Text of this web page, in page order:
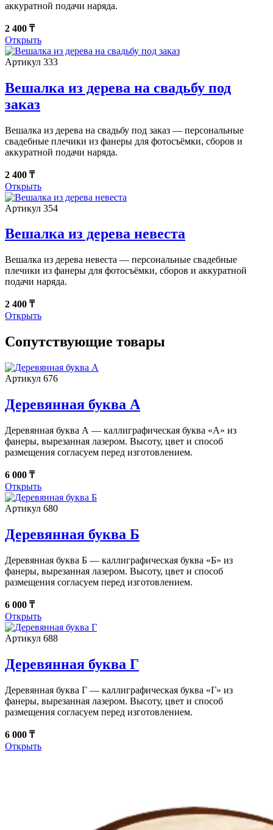
аккуратной подачи наряда.
2 400 ₸
Открыть
Артикул 333
Вешалка из дерева на свадьбу под
заказ
Вешалка из дерева на свадьбу под заказ — персональные
свадебные плечики из фанеры для фотосъёмки, сборов и
аккуратной подачи наряда.
2 400 ₸
Открыть
Артикул 354
Вешалка из дерева невеста
Вешалка из дерева невеста — персональные свадебные
плечики из фанеры для фотосъёмки, сборов и аккуратной
подачи наряда.
2 400 ₸
Открыть
Сопутствующие товары
Артикул 676
Деревянная буква А
Деревянная буква А — каллиграфическая буква «А» из
фанеры, вырезанная лазером. Высоту, цвет и способ
размещения согласуем перед изготовлением.
6 000 ₸
Открыть
Артикул 680
Деревянная буква Б
Деревянная буква Б — каллиграфическая буква «Б» из
фанеры, вырезанная лазером. Высоту, цвет и способ
размещения согласуем перед изготовлением.
6 000 ₸
Открыть
Артикул 688
Деревянная буква Г
Деревянная буква Г — каллиграфическая буква «Г» из
фанеры, вырезанная лазером. Высоту, цвет и способ
размещения согласуем перед изготовлением.
6 000 ₸
Открыть